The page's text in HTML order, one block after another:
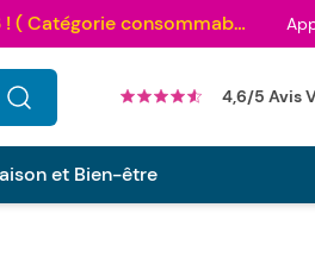
Au palmarès des meilleurs sites en 2024 et sacré n°1 en 2022 et 2023 ! ( Catégorie consommables)
4,6/5 Avis
et Bien-être